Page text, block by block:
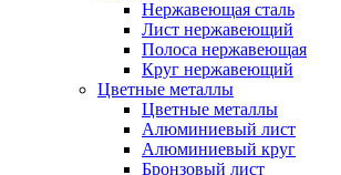
Нержавеющая сталь
Лист нержавеющий
Полоса нержавеющая
Круг нержавеющий
Цветные металлы
Цветные металлы
Алюминиевый лист
Алюминиевый круг
Бронзовый лист